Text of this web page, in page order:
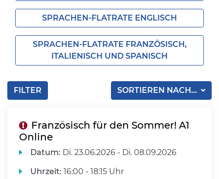
SPRACHEN-FLATRATE ENGLISCH
SPRACHEN-FLATRATE FRANZÖSISCH,
ITALIENISCH UND SPANISCH
SORTIEREN NACH...
FILTER
Französisch für den Sommer! A1
Online
Datum: Di. 23.06.2026 - Di. 08.09.2026
Uhrzeit: 16:00 - 18:15 Uhr